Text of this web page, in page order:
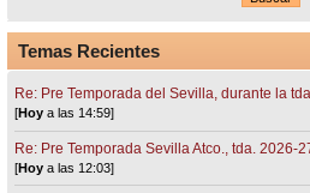
Temas Recientes
Re: Pre Temporada del Sevilla, durante la
[Hoy a las 14:59]
Re: Pre Temporada Sevilla Atco., tda. 2026-
[Hoy a las 12:03]